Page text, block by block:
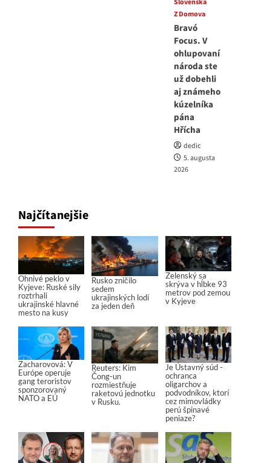
Slovenska
Z Domova
Bravó
Focus. V
ohlupovaní
národa ste
už dobehli
aj známeho
kúzelníka
pána
Hřícha
dedic
5. augusta
2026
Najčítanejšie
Ohnivé peklo v
Kyjeve: Ruské sily
roztrhali
ukrajinské hlavné
mesto na kusy
Rusko zničilo
sedem
ukrajinských lodí
za jeden deň
Zelenský sa
skrýva v hĺbke 93
metrov pod zemou
v Kyjeve
Zacharovová: V
Európe operuje
gang teroristov
sponzorovaný
NATO a EÚ
Reuters: Kim
Čong-un
rozmiestňuje
raketovú jednotku
v Rusku.
Je Ústavný súd -
ochranca
oligarchov a
podvodníkov, ktorí
cez mimovládky
perú špinavé
peniaze?